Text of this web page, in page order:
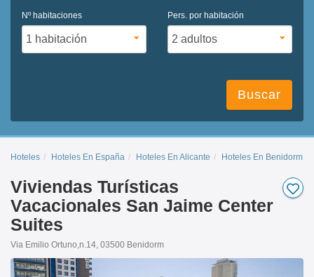
Nº habitaciones Pers. por habitación
Buscar
Hoteles Hoteles En España Hoteles En Alicante Hoteles En Benidorm
Viviendas Turísticas
Vacacionales San Jaime Center
Suites
Via Emilio Ortuno,n.14, 03500 Benidorm